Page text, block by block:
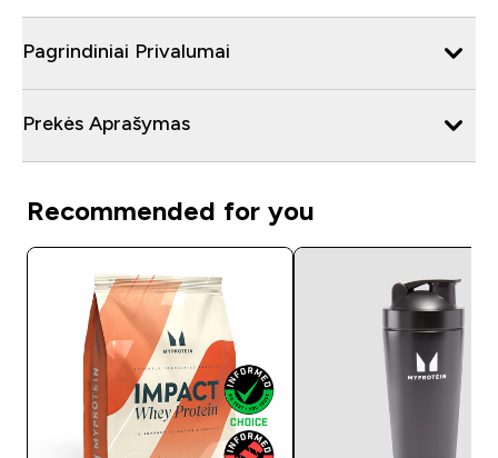
Pagrindiniai Privalumai
Prekės Aprašymas
Recommended for you